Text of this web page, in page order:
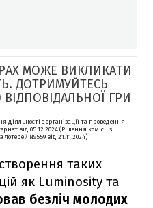
МОЖЕ ВИКЛИКАТИ
ДОТРИМУЙТЕСЬ
ГРИ
з організації та проведення
від 05.12.2024 (Рішення комісії з
лотерей №559 від 21.11.2024)
таких
як Luminosity та
безліч молодих